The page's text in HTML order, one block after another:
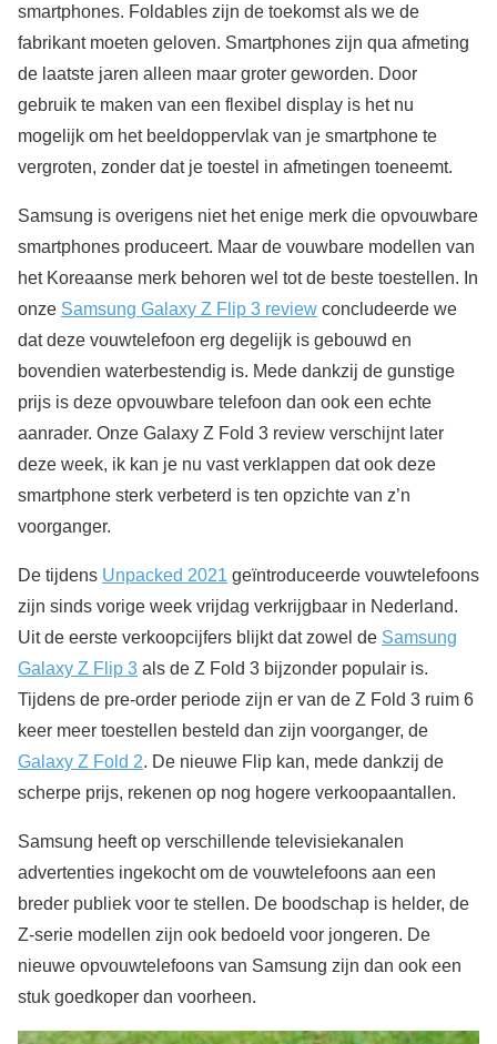
smartphones. Foldables zijn de toekomst als we de
fabrikant moeten geloven. Smartphones zijn qua afmeting
de laatste jaren alleen maar groter geworden. Door
gebruik te maken van een flexibel display is het nu
mogelijk om het beeldoppervlak van je smartphone te
vergroten, zonder dat je toestel in afmetingen toeneemt.
Samsung is overigens niet het enige merk die opvouwbare
smartphones produceert. Maar de vouwbare modellen van
het Koreaanse merk behoren wel tot de beste toestellen. In
onze Samsung Galaxy Z Flip 3 review concludeerde we
dat deze vouwtelefoon erg degelijk is gebouwd en
bovendien waterbestendig is. Mede dankzij de gunstige
prijs is deze opvouwbare telefoon dan ook een echte
aanrader. Onze Galaxy Z Fold 3 review verschijnt later
deze week, ik kan je nu vast verklappen dat ook deze
smartphone sterk verbeterd is ten opzichte van z’n
voorganger.
De tijdens Unpacked 2021 geïntroduceerde vouwtelefoons
zijn sinds vorige week vrijdag verkrijgbaar in Nederland.
Uit de eerste verkoopcijfers blijkt dat zowel de Samsung
Galaxy Z Flip 3 als de Z Fold 3 bijzonder populair is.
Tijdens de pre-order periode zijn er van de Z Fold 3 ruim 6
keer meer toestellen besteld dan zijn voorganger, de
Galaxy Z Fold 2. De nieuwe Flip kan, mede dankzij de
scherpe prijs, rekenen op nog hogere verkoopaantallen.
Samsung heeft op verschillende televisiekanalen
advertenties ingekocht om de vouwtelefoons aan een
breder publiek voor te stellen. De boodschap is helder, de
Z-serie modellen zijn ook bedoeld voor jongeren. De
nieuwe opvouwtelefoons van Samsung zijn dan ook een
stuk goedkoper dan voorheen.